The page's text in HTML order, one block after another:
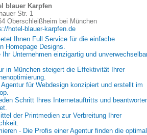
blauer Karpfen
Str. 1
Oberschleißheim bei München
hotel-blauer-karpfen.de
Ihnen Full Service für die einfache
Homepage Designs.
Unternehmen einzigartig und
in München steigert die Effektivität Ihrer
für Webdesign konzipiert und erstellt im
Schritt Ihres Internetauftritts und
der Printmedien zur Verbreitung Ihrer
- Die Profis einer Agentur finden die